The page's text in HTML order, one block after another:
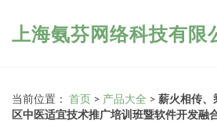
上海氨芬网络科技有限
当前位置： 首页 > 产品大全 > 薪火相传
区中医适宜技术推广培训班暨软件开发融